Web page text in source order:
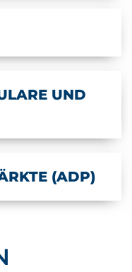
UND
(ADP)